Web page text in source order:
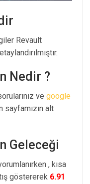
Revault
Nedir ?
ve google
sayfamızın alt
Geleceği
, kısa
göstererek 6.91